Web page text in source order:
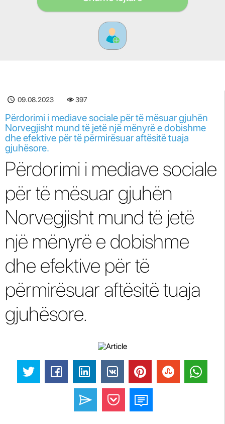
09.08.2023 397
Përdorimi i mediave sociale për të mësuar gjuhën
Norvegjisht mund të jetë një mënyrë e dobishme
dhe efektive për të përmirësuar aftësitë tuaja
gjuhësore.
Përdorimi i mediave sociale
për të mësuar gjuhën
Norvegjisht mund të jetë
një mënyrë e dobishme
dhe efektive për të
përmirësuar aftësitë tuaja
gjuhësore.